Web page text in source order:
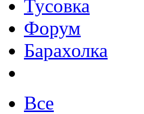
Тусовка
Форум
Барахолка
Все